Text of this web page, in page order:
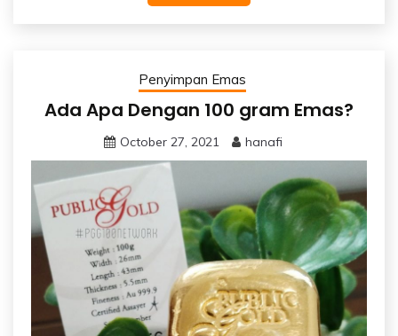
Penyimpan Emas
Ada Apa Dengan 100 gram Emas?
October 27, 2021 hanafi